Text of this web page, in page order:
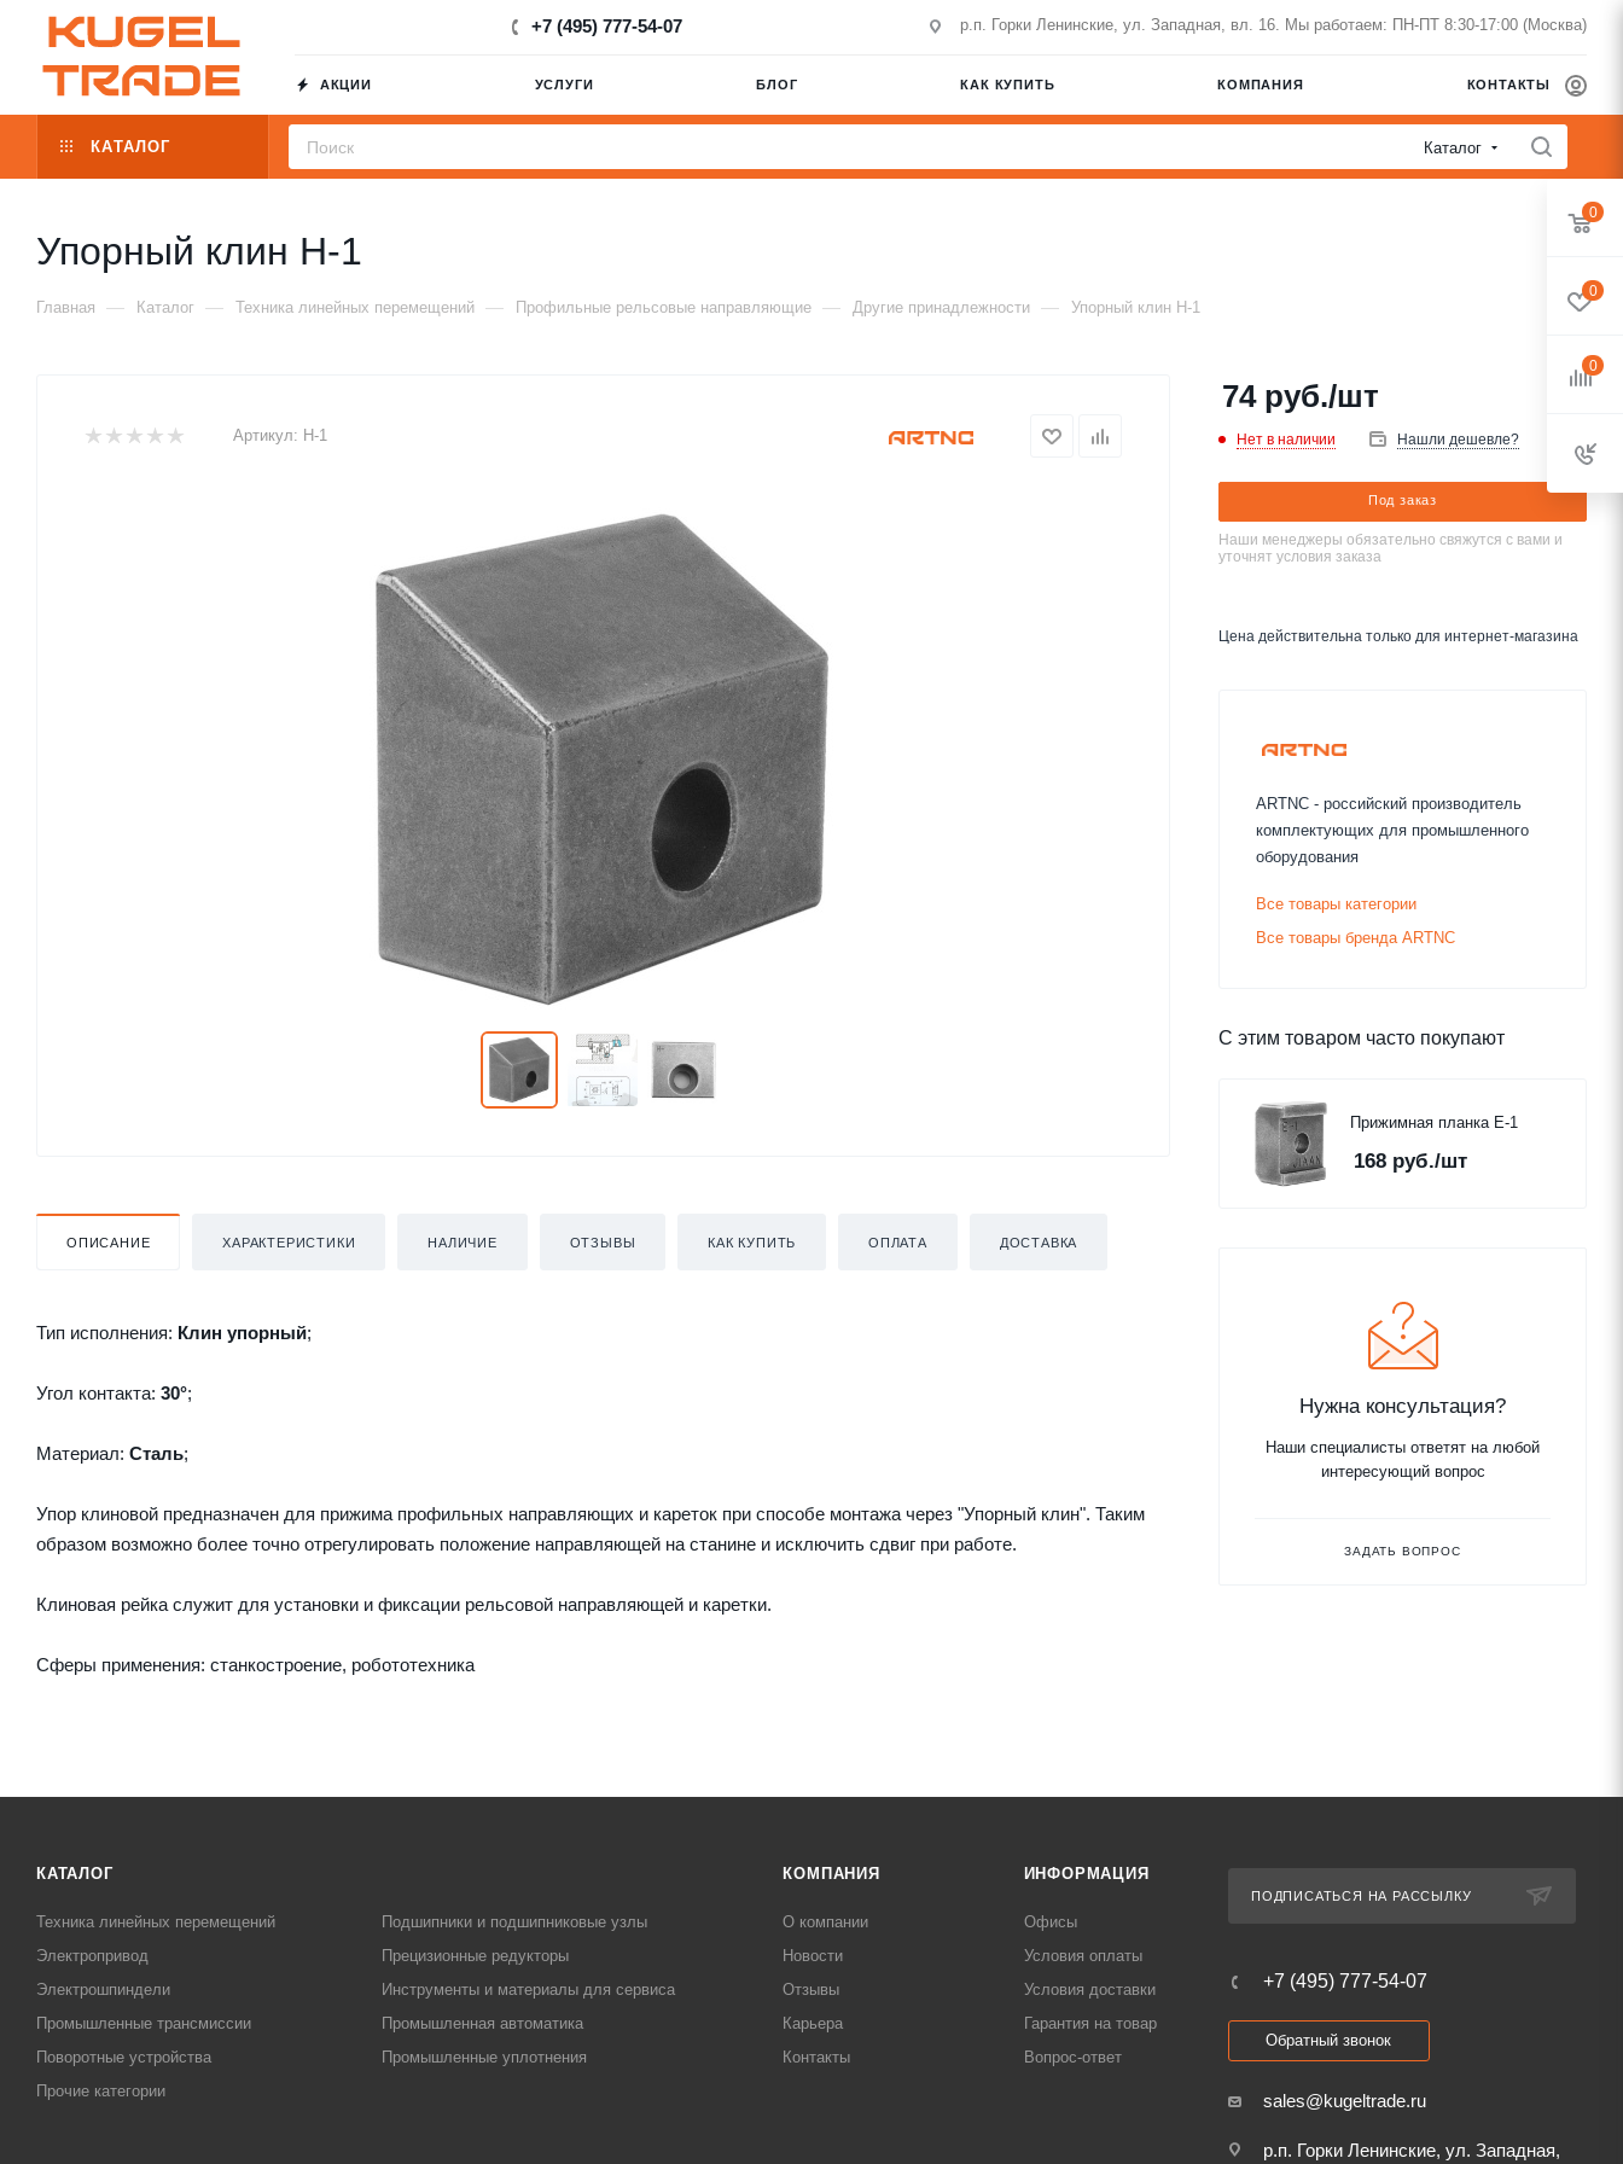
+7 (495) 777-54-07 р.п. Горки Ленинские, ул. Западная, вл. 16. Мы работаем: ПН-ПТ 8:30-17:00 (Москва)
АКЦИИ УСЛУГИ БЛОГ КАК КУПИТЬ КОМПАНИЯ КОНТАКТЫ
КАТАЛОГ Каталог
Упорный клин H-1
Главная — Каталог — Техника линейных перемещений — Профильные рельсовые направляющие — Другие принадлежности — Упорный клин H-1
Артикул: H-1
ОПИСАНИЕ ХАРАКТЕРИСТИКИ НАЛИЧИЕ ОТЗЫВЫ КАК КУПИТЬ ОПЛАТА ДОСТАВКА
Тип исполнения: Клин упорный;
Угол контакта: 30°;
Материал: Сталь;
Упор клиновой предназначен для прижима профильных направляющих и кареток при способе монтажа через "Упорный клин". Таким
образом возможно более точно отрегулировать положение направляющей на станине и исключить сдвиг при работе.
Клиновая рейка служит для установки и фиксации рельсовой направляющей и каретки.
Сферы применения: станкостроение, робототехника
74руб./шт
Нет в наличии Нашли дешевле?
Под заказ
Наши менеджеры обязательно свяжутся с вами и
уточнят условия заказа
Цена действительна только для интернет-магазина
ARTNC - российский производитель
комплектующих для промышленного
оборудования
Все товары категории
Все товары бренда ARTNC
С этим товаром часто покупают
Прижимная планка E-1
168 руб./шт
Нужна консультация?
Наши специалисты ответят на любой
интересующий вопрос
ЗАДАТЬ ВОПРОС
КАТАЛОГ
Техника линейных перемещений
Подшипники и подшипниковые узлы
Электропривод
Прецизионные редукторы
Электрошпиндели
Инструменты и материалы для сервиса
Промышленные трансмиссии
Промышленная автоматика
Поворотные устройства
Промышленные уплотнения
Прочие категории
КОМПАНИЯ
О компании
Новости
Отзывы
Карьера
Контакты
ИНФОРМАЦИЯ
Офисы
Условия оплаты
Условия доставки
Гарантия на товар
Вопрос-ответ
ПОДПИСАТЬСЯ НА РАССЫЛКУ
+7 (495) 777-54-07
Обратный звонок
sales@kugeltrade.ru
р.п. Горки Ленинские, ул. Западная,
0
0
0